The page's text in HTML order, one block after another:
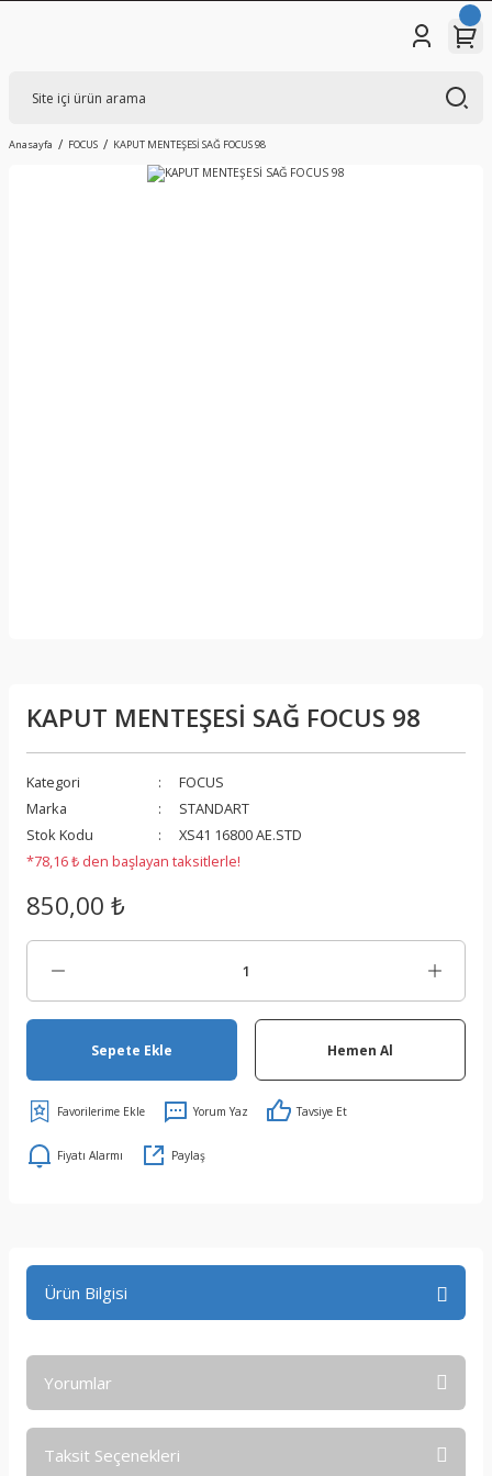
Anasayfa FOCUS KAPUT MENTEŞESİ SAĞ FOCUS 98
KAPUT MENTEŞESİ SAĞ FOCUS 98
Kategori
FOCUS
Marka
STANDART
Stok Kodu
XS41 16800 AE.STD
*78,16 ₺ den başlayan taksitlerle!
850,00 ₺
Sepete Ekle Hemen Al
Yorum Yaz Tavsiye Et
Fiyatı Alarmı Paylaş
Ürün Bilgisi
Yorumlar
Taksit Seçenekleri